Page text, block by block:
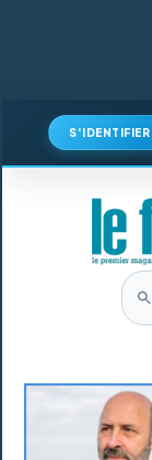
S'IDENTIFIER